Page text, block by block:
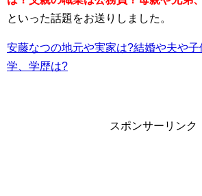
といった話題をお送りしました。
安藤なつの地元や実家は?結婚や夫や
学、学歴は?
スポンサーリンク